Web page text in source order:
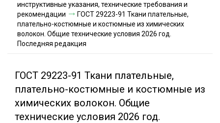
Контакты
Акции и скидки
инструктивные указания, технические требования и
рекомендации
ГОСТ 29223-91 Ткани плательные,
плательно-костюмные и костюмные из химических
волокон. Общие технические условия 2026 год.
Последняя редакция
ГОСТ 29223-91 Ткани плательные,
плательно-костюмные и костюмные из
химических волокон. Общие
технические условия 2026 год.